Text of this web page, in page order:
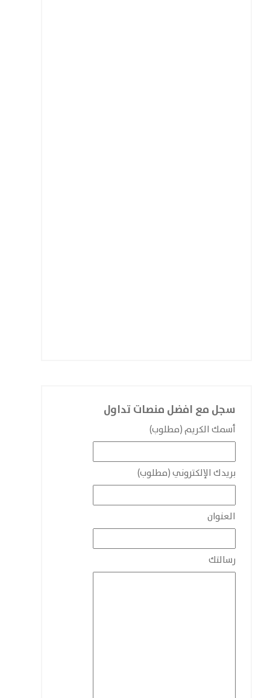
سجل مع افضل منصات تداول
أسمك الكريم (مطلوب)
بريدك الإلكتروني (مطلوب)
العنوان
رسالتك